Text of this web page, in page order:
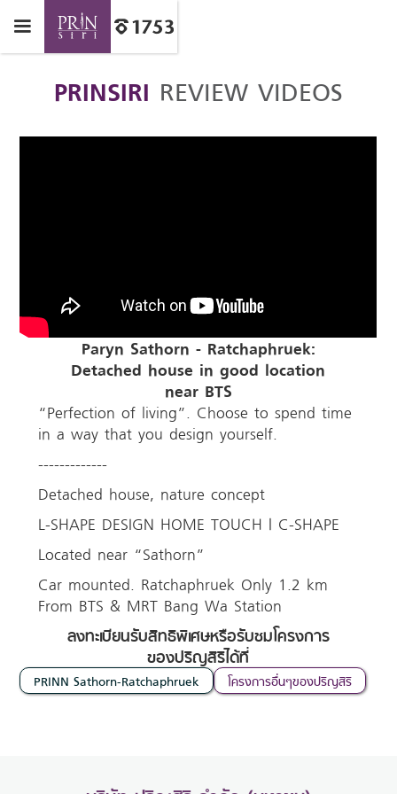
PRINSIRI REVIEW VIDEOS
Paryn Sathorn - Ratchaphruek:
Detached house in good location
near BTS
“Perfection of living”. Choose to spend time
in a way that you design yourself.
-------------
Detached house, nature concept
L-SHAPE DESIGN HOME TOUCH | C-SHAPE
Located near “Sathorn”
Car mounted. Ratchaphruek Only 1.2 km
From BTS & MRT Bang Wa Station
ลงทะเบียนรับสิทธิพิเศษหรือรับชมโครงการ
ของปริญสิริได้ที่
PRINN Sathorn-Ratchaphruek โครงการอื่นๆของปริญสิริ